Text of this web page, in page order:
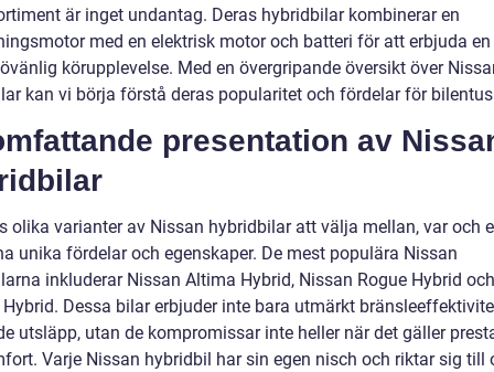
är inget undantag. Deras hybridbilar kombinerar en
med en elektrisk motor och batteri för att erbjuda
körupplevelse. Med en övergripande översikt över
kan vi börja förstå deras popularitet och fördelar för
presentation av
olika varianter av Nissan hybridbilar att välja mellan, var och
unika fördelar och egenskaper. De mest populära Nissan
inkluderar Nissan Altima Hybrid, Nissan Rogue Hybrid
Dessa bilar erbjuder inte bara utmärkt
utsläpp, utan de kompromissar inte heller när det gäller
Varje Nissan hybridbil har sin egen nisch och riktar sig till